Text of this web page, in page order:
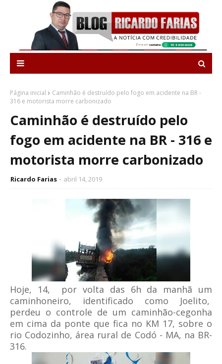
Página inicial
Caminhão é destruído pelo fogo em acidente na BR -
316 e motorista morre carbonizado
Caminhão é destruído pelo
fogo em acidente na BR - 316 e
motorista morre carbonizado
Ricardo Farias abril 14, 2019
Hoje, 14, por volta das 6h da manhã um
caminhoneiro, identificado como Joelito,
perdeu o controle de um caminhão-cegonha
em cima da ponte que fica no KM 17, sobre o
rio Codozinho, área rural de Codó - MA, na BR-
316.